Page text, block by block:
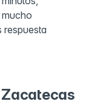
respuesta
Zacatecas